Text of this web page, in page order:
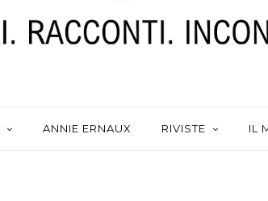
ANNIE ERNAUX RIVISTE IL